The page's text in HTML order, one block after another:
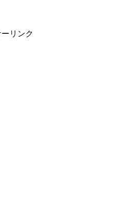
リンク